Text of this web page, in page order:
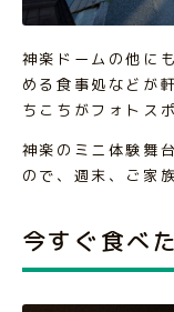
神楽ドームの他に
める食事処などが
ちこちがフォトス
神楽のミニ体験舞
ので、週末、ご家
今すぐ食べ